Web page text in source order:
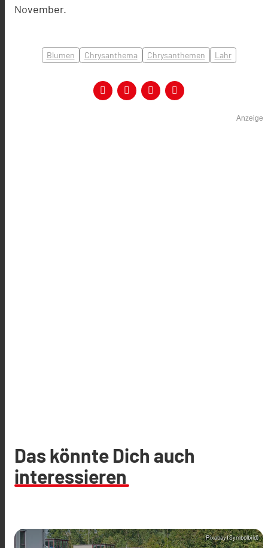
November.
Blumen Chrysanthema Chrysanthemen Lahr
Anzeige
Das könnte Dich auch
interessieren
Pixabay (Symbolbild)